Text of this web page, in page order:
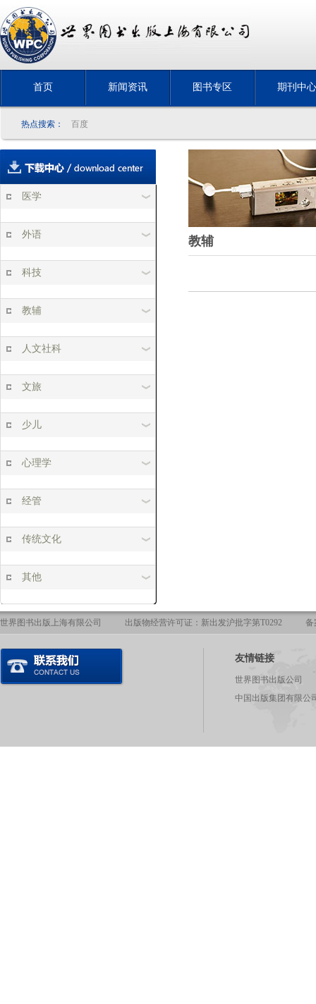
首页 新闻资讯 图书专区 期刊中心
热点搜索： 百度
医学
外语
科技
教辅
人文社科
文旅
少儿
心理学
经管
传统文化
其他
教辅
世界图书出版上海有限公司 出版物经营许可证：新出发沪批字第T0292 备
友情链接
世界图书出版公司
中国出版集团有限公